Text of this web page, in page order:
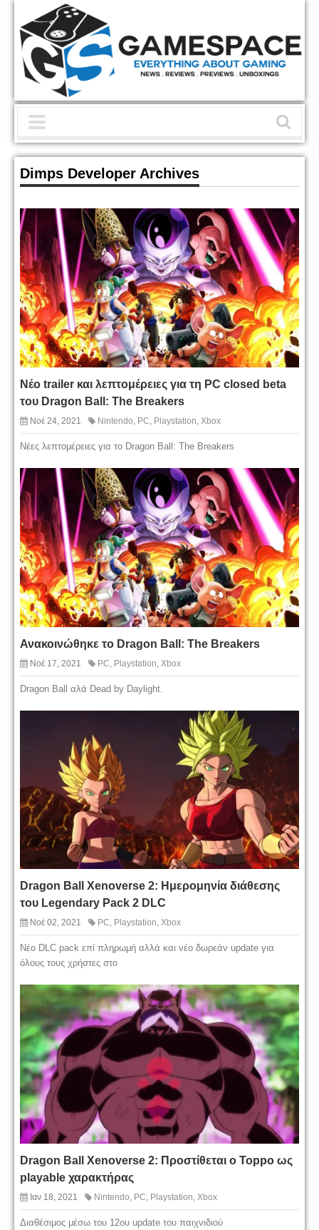
Dimps Developer Archives
Νέο trailer και λεπτομέρειες για τη PC closed beta
του Dragon Ball: The Breakers
Νοέ 24, 2021 Nintendo, PC, Playstation, Xbox
Nέες λεπτομέρειες για το Dragon Ball: The Breakers
Ανακοινώθηκε το Dragon Ball: The Breakers
Νοέ 17, 2021 PC Playstation Xbox
Dragon Ball αλά Dead by Daylight.
Dragon Ball Xenoverse 2: Ημερομηνία διάθεσης
του Legendary Pack 2 DLC
Νοέ 02, 2021 PC, Playstation, Xbox
Νέο DLC pack επί πληρωμή αλλά και νέο δωρεάν update για
όλους τους χρήστες στο
Dragon Ball Xenoverse 2: Προστίθεται ο Toppo ως
playable χαρακτήρας
Ιαν 18, 2021 Nintendo, PC, Playstation, Xbox
Διαθέσιμος μέσω του 12ου update του παιχνιδιού